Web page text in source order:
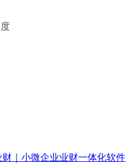
｜小微企业业财一体化软件